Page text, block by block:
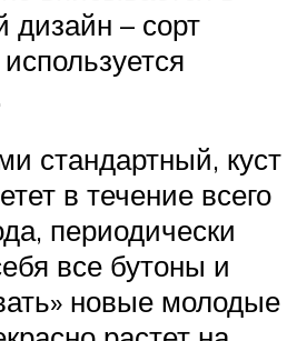
– сорт
стандартный, куст
в течение всего
периодически
все бутоны и
новые молодые